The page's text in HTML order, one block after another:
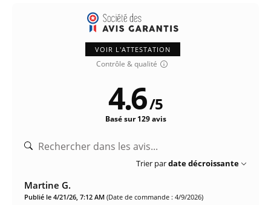
VOIR L'ATTESTATION
Contrôle & qualité
4.6/5
Basé sur 129 avis
Trier pardate décroissante
Martine G.
Publié le 4/21/26, 7:12 AM (Date de commande : 4/9/2026)